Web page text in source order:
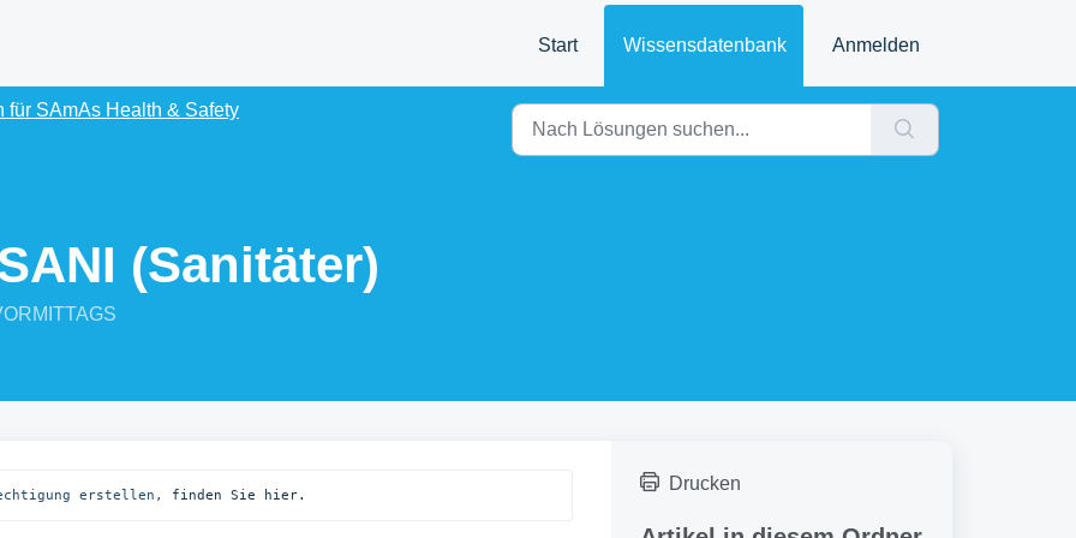
Start Wissensdatenbank Anmelden
für SAmAs Health & Safety
(Sanitäter)
erstellen, finden Sie hier.
Drucken